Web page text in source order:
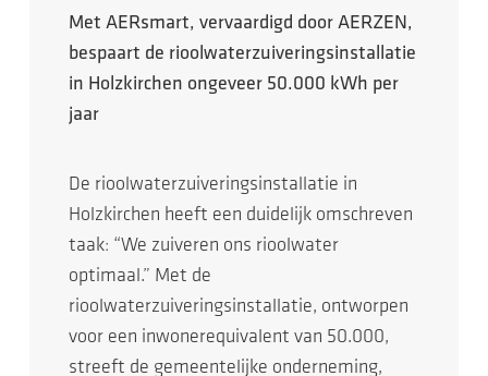
Met AERsmart, vervaardigd door AERZEN,
bespaart de rioolwaterzuiveringsinstallatie
in Holzkirchen ongeveer 50.000 kWh per
jaar
De rioolwaterzuiveringsinstallatie in
Holzkirchen heeft een duidelijk omschreven
taak: “We zuiveren ons rioolwater
optimaal.” Met de
rioolwaterzuiveringsinstallatie, ontworpen
voor een inwonerequivalent van 50.000,
streeft de gemeentelijke onderneming,